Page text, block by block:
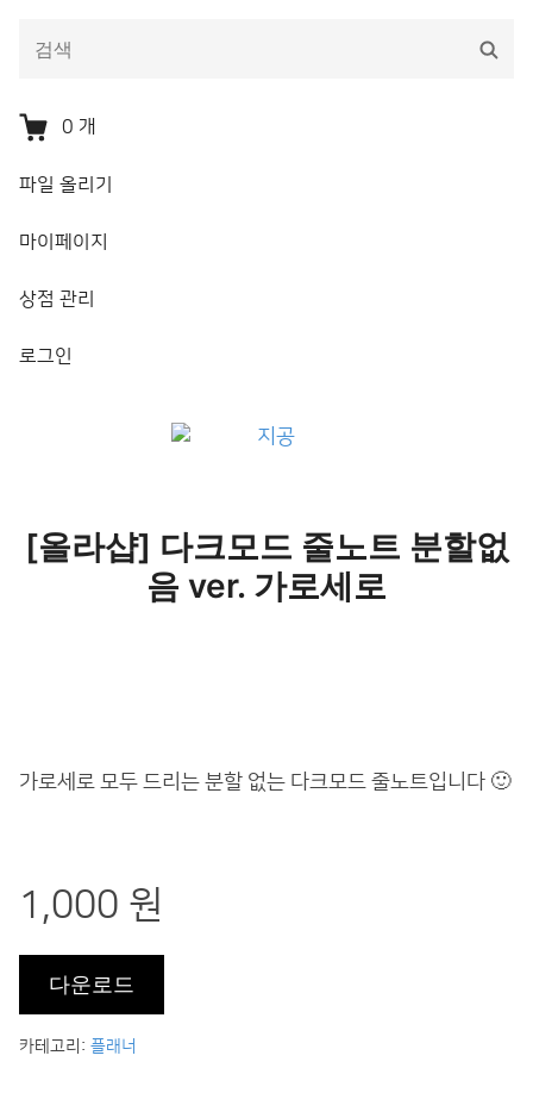
음
검
색:
검
0 개
파일 올리기
마이페이지
상점 관리
로그인
[올라샵] 다크모드 줄노트 분할없
음 ver. 가로세로
가로세로 모두 드리는 분할 없는 다크모드 줄노트입니다 🙂
1,000 원
카테고리: 플래너